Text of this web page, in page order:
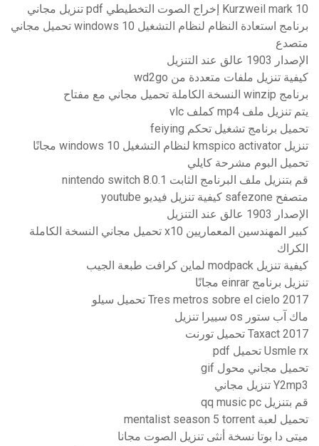
Kurzweil mark 10 إخراج الصوت التخطيطي pdf تنزيل مجاني
برنامج استعادة النظام لنظام التشغيل windows 10 تحميل مجاني
متصدع
الإصدار 1903 عالق عند التنزيل
كيفية تنزيل ملفات متعددة من wd2go
برنامج winzip النسخة الكاملة تحميل مجاني مع مفتاح
يتم تنزيل ملف mp4 كملف vlc
تحميل برنامج تشغيل تحكم feiying
تنزيل kmspico activator لنظام التشغيل windows 10 مجانًا
تحميل البوم مشرحة كايلي
قم بتنزيل ملف البرنامج الثابت nintendo switch 8.0.1
متصفح safezone كيفية تنزيل فيديو youtube
الإصدار 1903 عالق عند التنزيل
كبير المهندسين المعماريين x10 تحميل مجاني النسخة الكاملة
الكراك
كيفية تنزيل modpack لماين كرافت طبعة الجيب
تنزيل برنامج einrar مجانًا
Tres metros sobre el cielo 2017 تحميل سيلو
ماك آب ستور os سييرا تنزيل
Taxact 2017 تحميل تورنت
Usmle rx تحميل pdf
تحميل مجاني محول gif
Y2mp3 تنزيل مجاني
قم بتنزيل qq music pc
تحميل لعبة mentalist season 5 torrent
ميتى دا بوتا نسخة أنثى تنزيل الصوت مجانا